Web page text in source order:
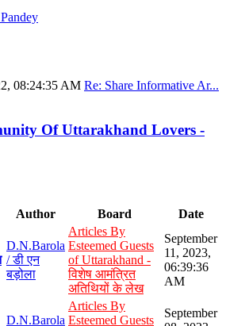
08:24:35 AM Re: Share Informative Ar...
Of Uttarakhand Lovers -
Author Board Date
D.N.Barola
/ डी एन
बड़ोला
Articles By
Esteemed Guests
of Uttarakhand -
विशेष आमंत्रित
अतिथियों के लेख
September
11, 2023,
06:39:36
AM
D.N.Barola
Articles By
Esteemed Guests
September